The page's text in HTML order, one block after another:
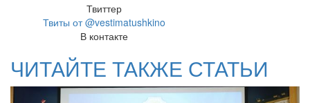
Твиттер
Твиты от @vestimatushkino
В контакте
ЧИТАЙТЕ ТАКЖЕ СТАТЬИ